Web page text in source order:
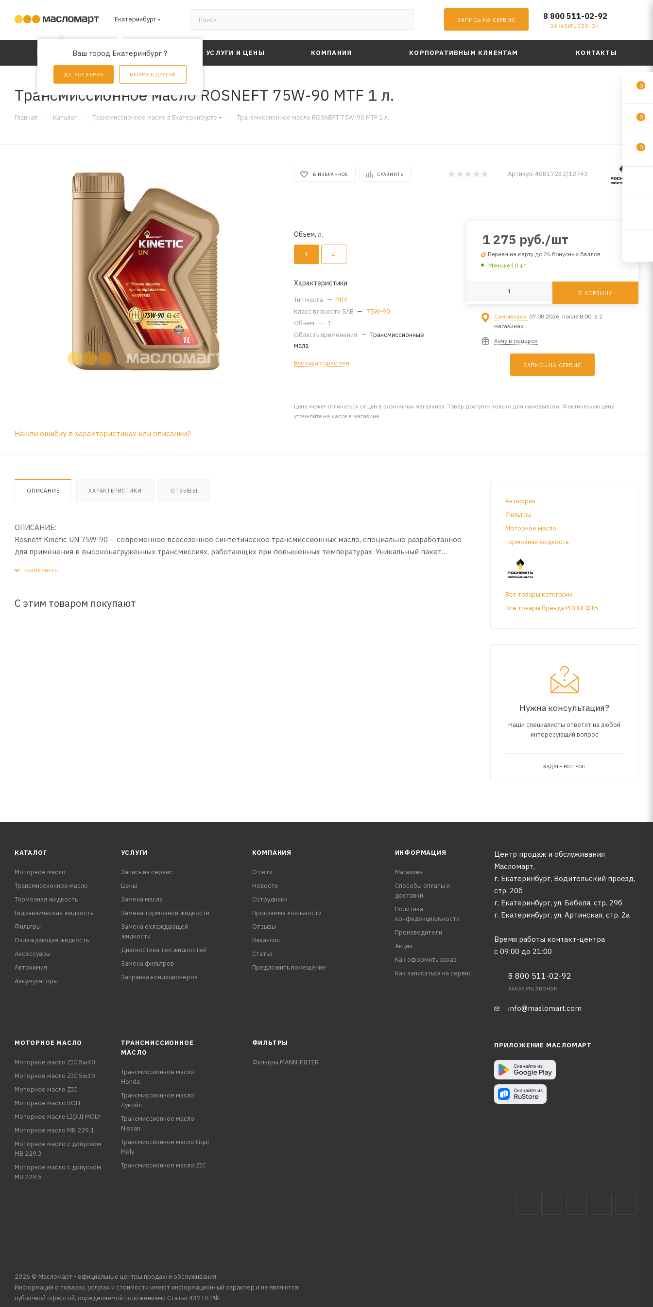
Екатеринбург
Ваш город Екатеринбург ?
ДА, ВСЕ ВЕРНО ВЫБРАТЬ ДРУГОЙ
ЗАПИСЬ НА СЕРВИС 8 800 511-02-92
ЗАКАЗАТЬ ЗВОНОК
КАТАЛОГ АКЦИИ УСЛУГИ И ЦЕНЫ КОМПАНИЯ КОРПОРАТИВНЫМ КЛИЕНТАМ КОНТАКТЫ
Трансмиссионное масло ROSNEFT 75W-90 MTF 1 л.
Главная — Каталог — Трансмиссионное масло в Екатеринбурге — Трансмиссионное масло ROSNEFT 75W-90 MTF 1 л.
В ИЗБРАННОЕ СРАВНИТЬ Артикул: 40817232/12743
Объем, л.
1 4
Характеристики
Тип масла — MTF
Класс вязкости SAE — 75W-90
Объем — 1
Область применения — Трансмиссионные
мала
Все характеристики
1 275 руб./шт
Вернем на карту до 26 бонусных баллов
Меньше 10 шт
В КОРЗИНУ
Самовывоз: 07.08.2026, после 8:00, в 2
магазинах
Хочу в подарок
ЗАПИСЬ НА СЕРВИС
Цена может отличаться от цен в розничных магазинах. Товар доступен только для самовывоза. Фактическую цену
уточняйте на кассе в магазине
Нашли ошибку в характеристиках или описании?
ОПИСАНИЕ ХАРАКТЕРИСТИКИ ОТЗЫВЫ
ОПИСАНИЕ:
Rosneft Kinetic UN 75W-90 – современное всесезонное синтетическое трансмиссионных масло, специально разработанное
для применения в высоконагруженных трансмиссиях, работающих при повышенных температурах. Уникальный пакет
ПРИМЕНЕНИЕ:
С этим товаром покупают
Антифриз
Фильтры
Моторное масло
Тормозная жидкость
Все товары категории
Все товары бренда РОСНЕФТЬ
Нужна консультация?
Наши специалисты ответят на любой
интересующий вопрос
ЗАДАТЬ ВОПРОС
КАТАЛОГ
Моторное масло
Трансмиссионное масло
Тормозная жидкость
Гидравлическая жидкость
Фильтры
Охлаждающая жидкость
Аксессуары
Автохимия
Аккумуляторы
УСЛУГИ
Запись на сервис
Цены
Замена масла
Замена тормозной жидкости
Замена охлаждающей
жидкости
Диагностика тех.жидкостей
Замена фильтров
Заправка кондиционеров
КОМПАНИЯ
О сети
Новости
Сотрудники
Программа лояльности
Отзывы
Вакансии
Статьи
Предложить помещение
ИНФОРМАЦИЯ
Магазины
Способы оплаты и
доставки
Политика
конфиденциальности
Производители
Акции
Как оформить заказ
Как записаться на сервис
Центр продаж и обслуживания
Масломарт,
г. Екатеринбург, Водительский проезд,
стр. 20б
г. Екатеринбург, ул. Бебеля, стр. 29б
г. Екатеринбург, ул. Артинская, стр. 2а
Время работы контакт-центра
с 09:00 до 21:00
8 800 511-02-92
ЗАКАЗАТЬ ЗВОНОК
info@maslomart.com
МОТОРНОЕ МАСЛО
Моторное масло ZIC 5w40
Моторное масло ZIC 5w30
Моторное масло ZIC
Моторное масло ROLF
Моторное масло LIQUI MOLY
Моторное масло MB 229.1
Моторное масло с допуском
MB 229.3
Моторное масло с допуском
MB 229.5
ТРАНСМИССИОННОЕ
МАСЛО
Трансмиссионное масло
Honda
Трансмиссионное масло
Лукойл
Трансмиссионное масло
Nissan
Трансмиссионное масло Liqui
Moly
Трансмиссионное масло ZIC
ФИЛЬТРЫ
Фильтры MANN-FILTER
ПРИЛОЖЕНИЕ МАСЛОМАРТ
2026 © Масломарт - официальные центры продаж и обслуживания.
Информация о товарах, услугах и стоимости имеют информационный характер и не являются
публичной офертой, определяемой положениями Статьи 437 ГК РФ.
0
0
0